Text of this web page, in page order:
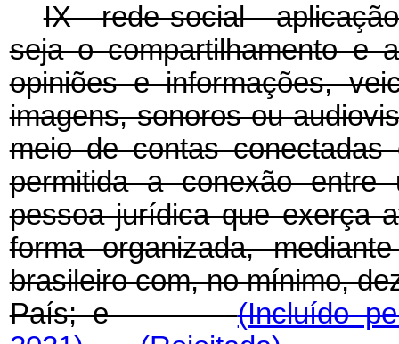
IX - rede social -
seja o compartilhamento e
opiniões e informações,
imagens, sonoros ou
meio de contas
permitida a conexão
pessoa jurídica que exerça
forma organizada,
brasileiro com, no mínimo,
País; e(Incluído